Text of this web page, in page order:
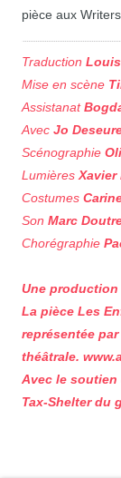
pièce aux
Traduction
Mise en scène
Assistanat
Avec Jo
Scénographie
Lumières Xavier
Costumes
Son Marc
Chorégraphie
Une production
La pièce Les
représentée
théâtrale.
Avec le soutien
Tax-Shelter du